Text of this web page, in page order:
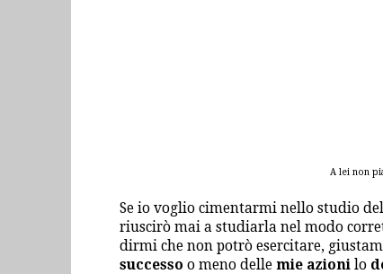
A lei non
Se io voglio cimentarmi nello studio
riuscirò mai a studiarla nel modo
dirmi che non potrò esercitare,
successo o meno delle mie azionilo